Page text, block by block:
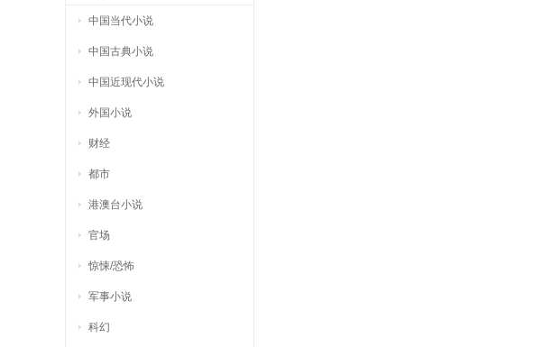
中国当代小说
中国古典小说
中国近现代小说
外国小说
财经
都市
港澳台小说
官场
惊悚/恐怖
军事小说
科幻